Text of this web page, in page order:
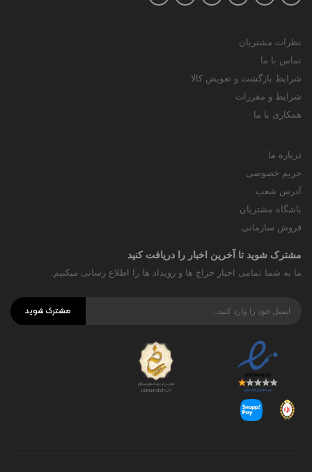
نظرات مشتریان
تماس با ما
شرایط بازگشت و تعویض کالا
شرایط و مقررات
همکاری با ما
درباره ما
حریم خصوصی
آدرس شعب
باشگاه مشتریان
فروش سازمانی
مشترک شوید تا آخرین اخبار را دریافت کنید
ما به شما تمامی اخبار حراج ها و رویداد ها را اطلاع رسانی میکنیم.
مشترک شوید